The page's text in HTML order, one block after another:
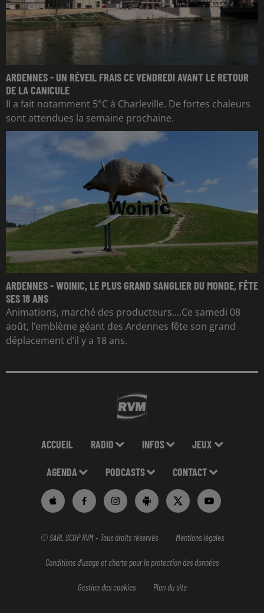
ARDENNES - UN RÉVEIL FRAIS CE VENDREDI AVANT LE RETOUR
DE LA CANICULE
Il a fait notamment 5°C à Charleville. De fortes chaleurs
sont attendues la semaine prochaine.
ARDENNES - WOINIC, LE PLUS GRAND SANGLIER DU MONDE, FÊTE
SES 18 ANS
Animations, marché des producteurs....Ce samedi 08
août, l’emblème géant des Ardennes fête son grand
déplacement d’il y a 18 ans.
ACCUEIL RADIO INFOS JEUX
AGENDA PODCASTS CONTACT
© SARL SCOP RVM - Tous droits réservés Mentions légales
Conditions d'usage et charte pour la protection des données
Gestion des cookies Plan du site